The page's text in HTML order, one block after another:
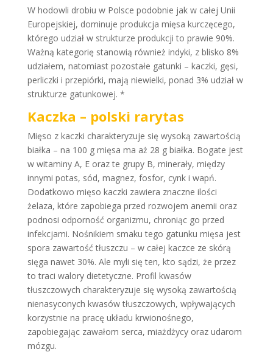
W hodowli drobiu w Polsce podobnie jak w całej Unii
Europejskiej, dominuje produkcja mięsa kurczęcego,
którego udział w strukturze produkcji to prawie 90%.
Ważną kategorię stanowią również indyki, z blisko 8%
udziałem, natomiast pozostałe gatunki – kaczki, gęsi,
perliczki i przepiórki, mają niewielki, ponad 3% udział w
strukturze gatunkowej. *
Kaczka – polski rarytas
Mięso z kaczki charakteryzuje się wysoką zawartością
białka – na 100 g mięsa ma aż 28 g białka. Bogate jest
w witaminy A, E oraz te grupy B, minerały, między
innymi potas, sód, magnez, fosfor, cynk i wapń.
Dodatkowo mięso kaczki zawiera znaczne ilości
żelaza, które zapobiega przed rozwojem anemii oraz
podnosi odporność organizmu, chroniąc go przed
infekcjami. Nośnikiem smaku tego gatunku mięsa jest
spora zawartość tłuszczu – w całej kaczce ze skórą
sięga nawet 30%. Ale myli się ten, kto sądzi, że przez
to traci walory dietetyczne. Profil kwasów
tłuszczowych charakteryzuje się wysoką zawartością
nienasyconych kwasów tłuszczowych, wpływających
korzystnie na pracę układu krwionośnego,
zapobiegając zawałom serca, miażdżycy oraz udarom
mózgu.